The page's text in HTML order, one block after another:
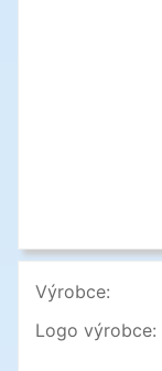
Výrobce:
Logo výrobce: